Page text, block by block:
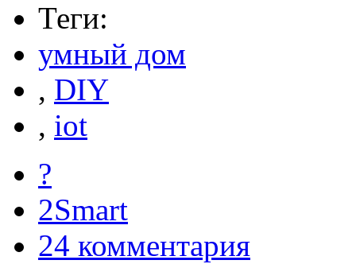
Теги:
умный дом
, DIY
, iot
?
2Smart
24 комментария